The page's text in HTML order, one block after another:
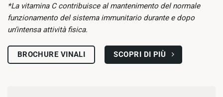
*La vitamina C contribuisce al mantenimento del normale
funzionamento del sistema immunitario durante e dopo
un’intensa attività fisica.
BROCHURE VINALI SCOPRI DI PIÙ